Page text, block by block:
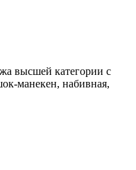
высшей категории с
манекен, набивная,